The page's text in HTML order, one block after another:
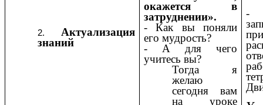
Актуализация
знаний
окажется в
затруднении».
- Как вы поняли
его мудрость?
- А для чего
учитесь вы?
Тогда я
желаю
сегодня вам
на уроке
-